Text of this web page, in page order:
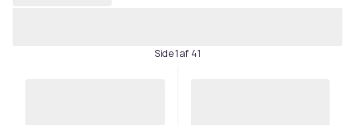
Side 1 af 41